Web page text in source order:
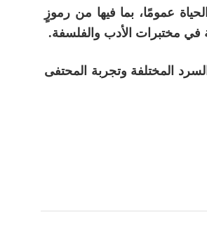
عمومًا، بما فيها من رموزٍ
في مختبرات الأدب والفلسفة.
المختلفة وتجربة المحتفى